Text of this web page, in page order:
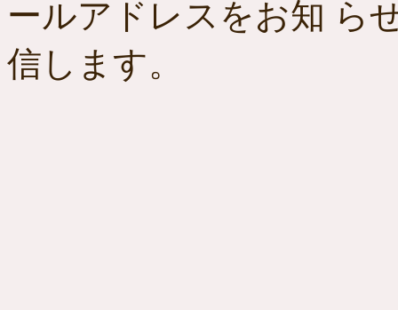
ールアドレスをお知 ら
信します。